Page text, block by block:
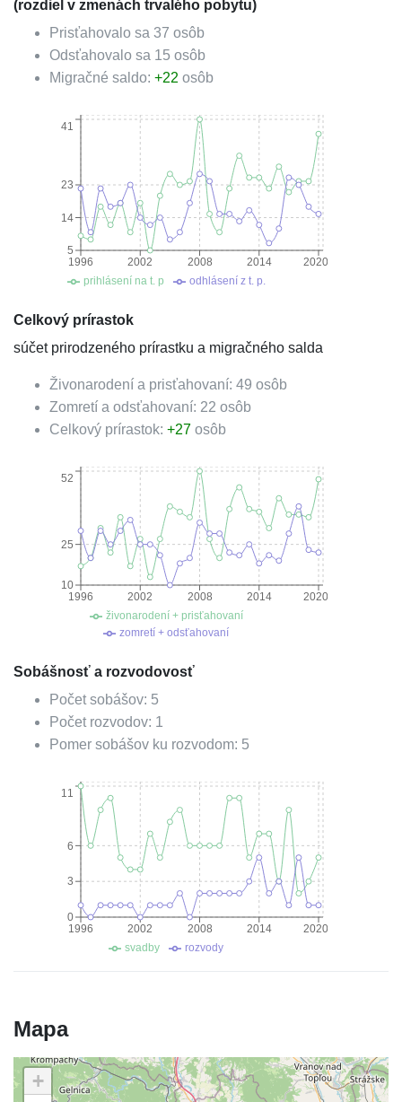
(rozdiel v zmenách trvalého pobytu)
Prisťahovalo sa 37 osôb
Odsťahovalo sa 15 osôb
Migračné saldo: +22 osôb
1996 2002 2008 2014 2020
5
14
23
41
prihlásení na t. p odhlásení z t. p.
Celkový prírastok
súčet prirodzeného prírastku a migračného salda
Živonarodení a prisťahovaní: 49 osôb
Zomretí a odsťahovaní: 22 osôb
Celkový prírastok: +27 osôb
1996 2002 2008 2014 2020
10
25
52
živonarodení + prisťahovaní
zomretí + odsťahovaní
Sobášnosť a rozvodovosť
Počet sobášov: 5
Počet rozvodov: 1
Pomer sobášov ku rozvodom: 5
1996 2002 2008 2014 2020
0
3
6
11
svadby rozvody
Mapa
+